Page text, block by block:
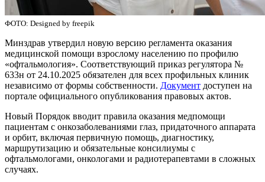
ФОТО: Designed by freepik
Минздрав утвердил новую версию регламента оказания
медицинской помощи взрослому населению по профилю
«офтальмология». Соответствующий приказ регулятора №
633н от 24.10.2025 обязателен для всех профильных клиник
независимо от формы собственности.​ Документ доступен на
портале официального опубликования правовых актов.
Новый Порядок вводит правила оказания медпомощи
пациентам с онкозаболеваниями глаз, придаточного аппарата
и орбит, включая первичную помощь, диагностику,
маршрутизацию и обязательные консилиумы с
офтальмологами, онкологами и радиотерапевтами в сложных
случаях.